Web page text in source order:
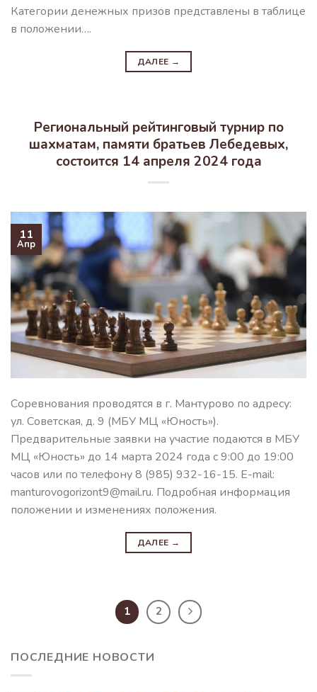
Категории денежных призов представлены в таблице
в положении….
ДАЛЕЕ →
Региональный рейтинговый турнир по
шахматам, памяти братьев Лебедевых,
состоится 14 апреля 2024 года
11
Апр
Соревнования проводятся в г. Мантурово по адресу:
ул. Советская, д. 9 (МБУ МЦ «Юность»).
Предварительные заявки на участие подаются в МБУ
МЦ «Юность» до 14 марта 2024 года с 9:00 до 19:00
часов или по телефону 8 (985) 932-16-15. E-mail:
manturovogorizont9@mail.ru. Подробная информация
положении и изменениях положения.
ДАЛЕЕ →
1 2
ПОСЛЕДНИЕ НОВОСТИ